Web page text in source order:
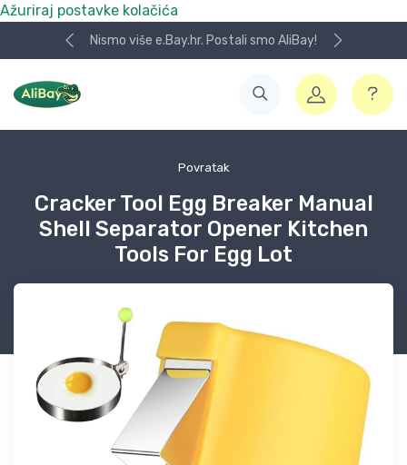
Ažuriraj postavke kolačića
Nismo više e.Bay.hr. Postali smo AliBay!
Povratak
Cracker Tool Egg Breaker Manual
Shell Separator Opener Kitchen
Tools For Egg Lot